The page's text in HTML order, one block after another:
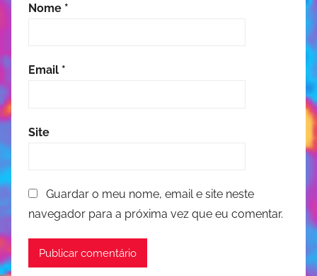
Nome *
Email *
Site
Guardar o meu nome, email e site neste
navegador para a próxima vez que eu comentar.